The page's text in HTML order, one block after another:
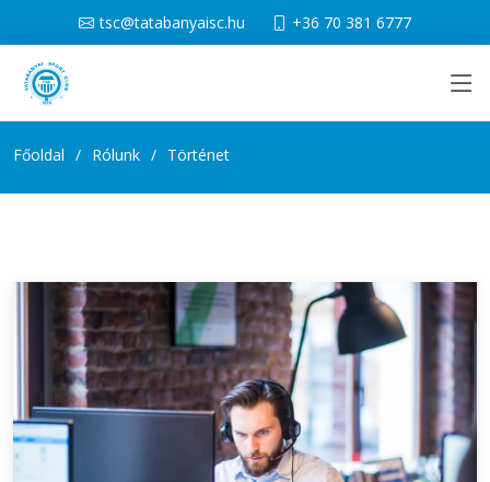
tsc@tatabanyaisc.hu +36 70 381 6777
Főoldal Rólunk Történet